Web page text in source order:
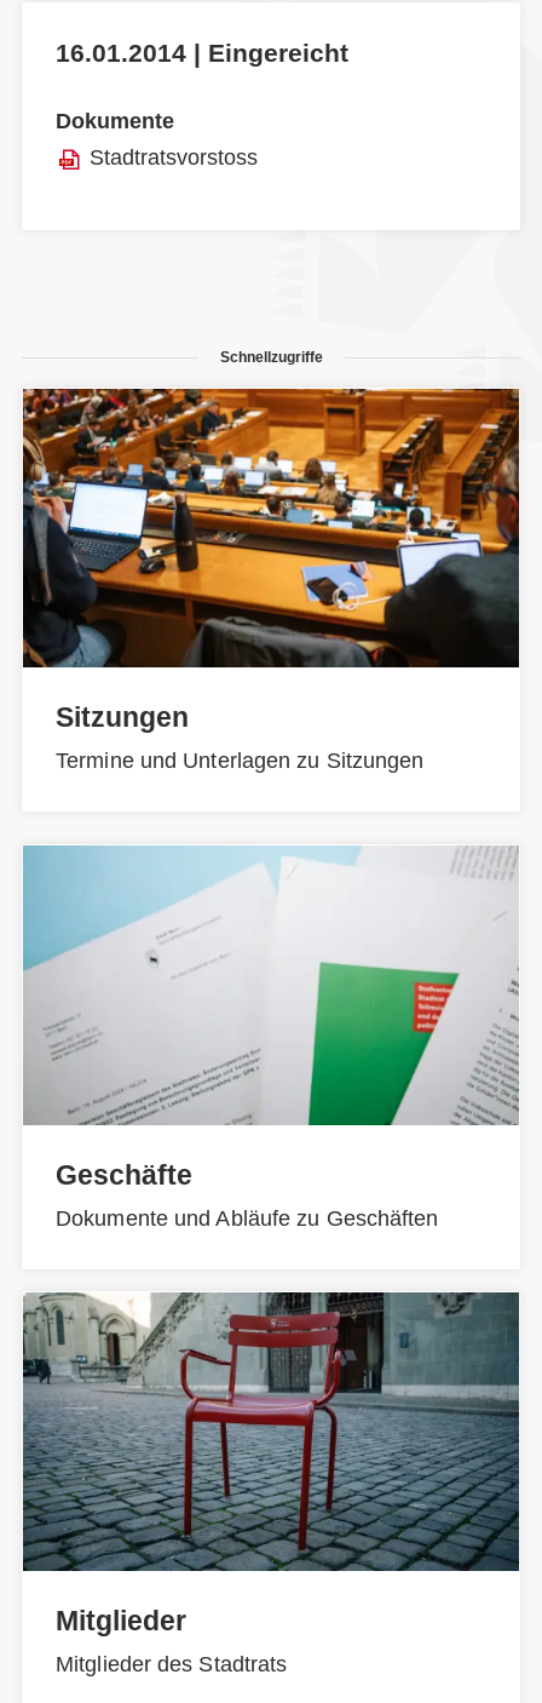
16.01.2014 | Eingereicht
Dokumente
Stadtratsvorstoss
Schnellzugriffe
Sitzungen
Termine und Unterlagen zu Sitzungen
Geschäfte
Dokumente und Abläufe zu Geschäften
Mitglieder
Mitglieder des Stadtrats